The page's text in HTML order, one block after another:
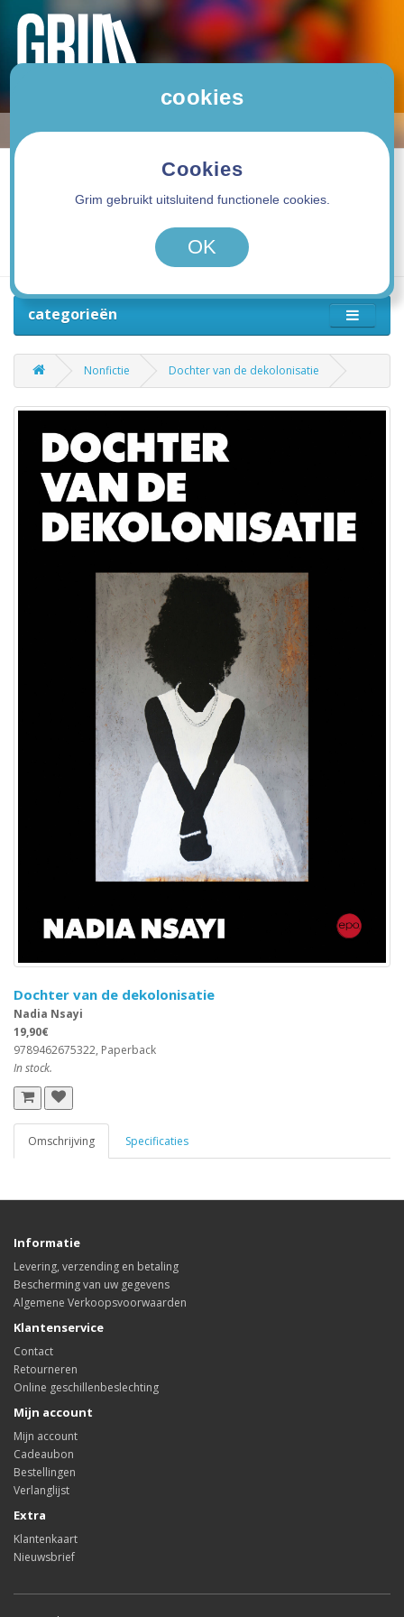
0 product(en) - 0,00€
categorieën
Nonfictie Dochter van de dekolonisatie
Dochter van de dekolonisatie
Nadia Nsayi
19,90€
9789462675322, Paperback
In stock.
Omschrijving Specificaties
Informatie
Levering, verzending en betaling
Bescherming van uw gegevens
Algemene Verkoopsvoorwaarden
Klantenservice
Contact
Retourneren
Online geschillenbeslechting
Mijn account
Mijn account
Cadeaubon
Bestellingen
Verlanglijst
Extra
Klantenkaart
Nieuwsbrief
cookies
Cookies
Grim gebruikt uitsluitend functionele cookies.
OK